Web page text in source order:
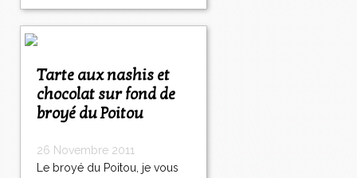
Tarte aux nashis et
chocolat sur fond de
broyé du Poitou
26 Novembre 2011
Le broyé du Poitou, je vous